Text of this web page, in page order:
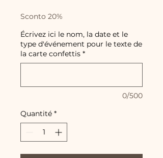
Sconto 20%
Écrivez ici le nom, la date et le
type d'événement pour le texte de
la carte confettis *
0/500
Quantité *